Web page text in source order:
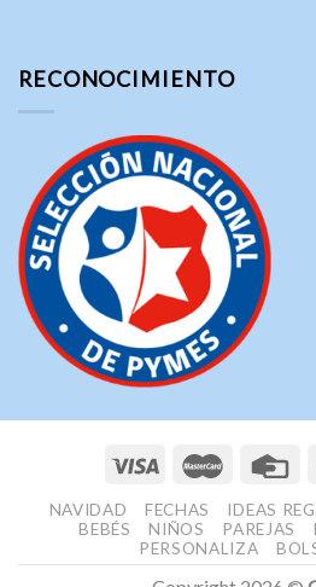
RECONOCIMIENTO
NAVIDAD FECHAS IDEAS
BEBÉS
NIÑOS PAREJAS
PERSONALIZA